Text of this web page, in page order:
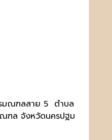
มณฑลสาย 5 ตำบล
ฑล จังหวัดนครปฐม